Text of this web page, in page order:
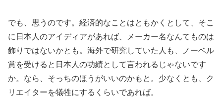
でも、思うのです。経済的なことはともかくとして、そこ
に日本人のアイディアがあれば、メーカー名なんてものは
飾りではないかとも。海外で研究していた人も、ノーベル
賞を受けると日本人の功績として言われるじゃないです
か。なら、そっちのほうがいいのかもと。少なくとも、ク
リエイターを犠牲にするくらいであれば。